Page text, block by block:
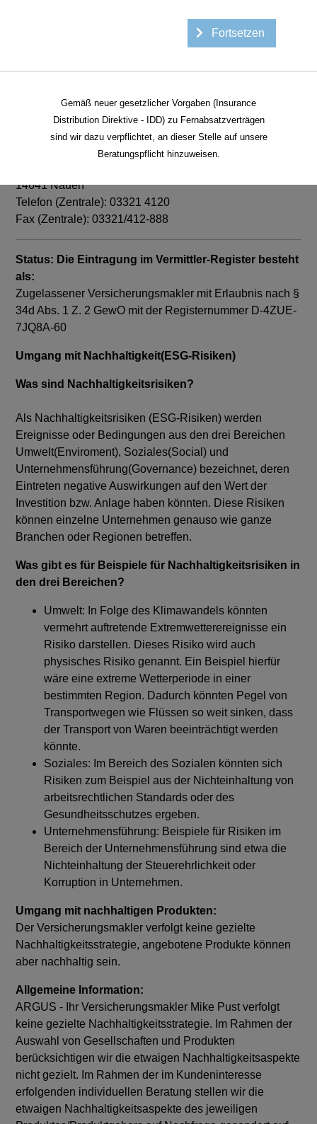
Steuernummer:051/25800892
Zuständiges Finanzamt:
Finanzamt Nauen
14641 Nauen
Telefon (Zentrale): 03321 4120
Fax (Zentrale): 03321/412-888
Status: Die Eintragung im Vermittler-Register besteht
als:
Zugelassener Versicherungsmakler mit Erlaubnis nach §
34d Abs. 1 Z. 2 GewO mit der Registernummer D-4ZUE-
7JQ8A-60
Umgang mit Nachhaltigkeit(ESG-Risiken)
Was sind Nachhaltigkeitsrisiken?
Als Nachhaltigkeitsrisiken (ESG-Risiken) werden
Ereignisse oder Bedingungen aus den drei Bereichen
Umwelt(Enviroment), Soziales(Social) und
Unternehmensführung(Governance) bezeichnet, deren
Eintreten negative Auswirkungen auf den Wert der
Investition bzw. Anlage haben könnten. Diese Risiken
können einzelne Unternehmen genauso wie ganze
Branchen oder Regionen betreffen.
Was gibt es für Beispiele für Nachhaltigkeitsrisiken in
den drei Bereichen?
Umwelt: In Folge des Klimawandels könnten
vermehrt auftretende Extremwetterereignisse ein
Risiko darstellen. Dieses Risiko wird auch
physisches Risiko genannt. Ein Beispiel hierfür
wäre eine extreme Wetterperiode in einer
bestimmten Region. Dadurch könnten Pegel von
Transportwegen wie Flüssen so weit sinken, dass
der Transport von Waren beeinträchtigt werden
könnte.
Soziales: Im Bereich des Sozialen könnten sich
Risiken zum Beispiel aus der Nichteinhaltung von
arbeitsrechtlichen Standards oder des
Gesundheitsschutzes ergeben.
Unternehmensführung: Beispiele für Risiken im
Bereich der Unternehmensführung sind etwa die
Nichteinhaltung der Steuerehrlichkeit oder
Korruption in Unternehmen.
Umgang mit nachhaltigen Produkten:
Der Versicherungsmakler verfolgt keine gezielte
Nachhaltigkeitsstrategie, angebotene Produkte können
aber nachhaltig sein.
Allgemeine Information:
ARGUS - Ihr Versicherungsmakler Mike Pust verfolgt
keine gezielte Nachhaltigkeitsstrategie. Im Rahmen der
Auswahl von Gesellschaften und Produkten
berücksichtigen wir die etwaigen Nachhaltigkeitsaspekte
nicht gezielt. Im Rahmen der im Kundeninteresse
erfolgenden individuellen Beratung stellen wir die
etwaigen Nachhaltigkeitsaspekte des jeweiligen
Fortsetzen
Gemäß neuer gesetzlicher Vorgaben (Insurance
Distribution Direktive - IDD) zu Fernabsatzverträgen
sind wir dazu verpflichtet, an dieser Stelle auf unsere
Beratungspflicht hinzuweisen.